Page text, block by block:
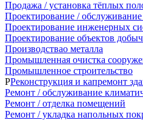
Продажа / установка тёплых
Проектирование /
Проектирование инженерных
Проектирование объектов
Производствао металла
Промышленная очистка
Промышленное строительство
РРеконструкция и капремонт
Ремонт / обслуживание
Ремонт / отделка помещений
Ремонт / укладка напольных